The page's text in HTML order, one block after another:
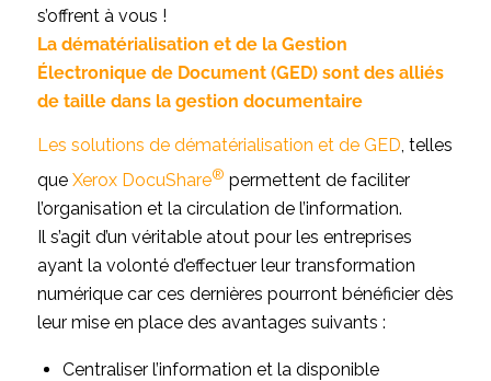
s’offrent à vous !
La dématérialisation et de la Gestion
Électronique de Document (GED) sont des alliés
de taille dans la gestion documentaire
Les solutions de dématérialisation et de GED, telles
que Xerox DocuShare® permettent de faciliter
l’organisation et la circulation de l’information.
Il s’agit d’un véritable atout pour les entreprises
ayant la volonté d’effectuer leur transformation
numérique car ces dernières pourront bénéficier dès
leur mise en place des avantages suivants :
Centraliser l’information et la disponible